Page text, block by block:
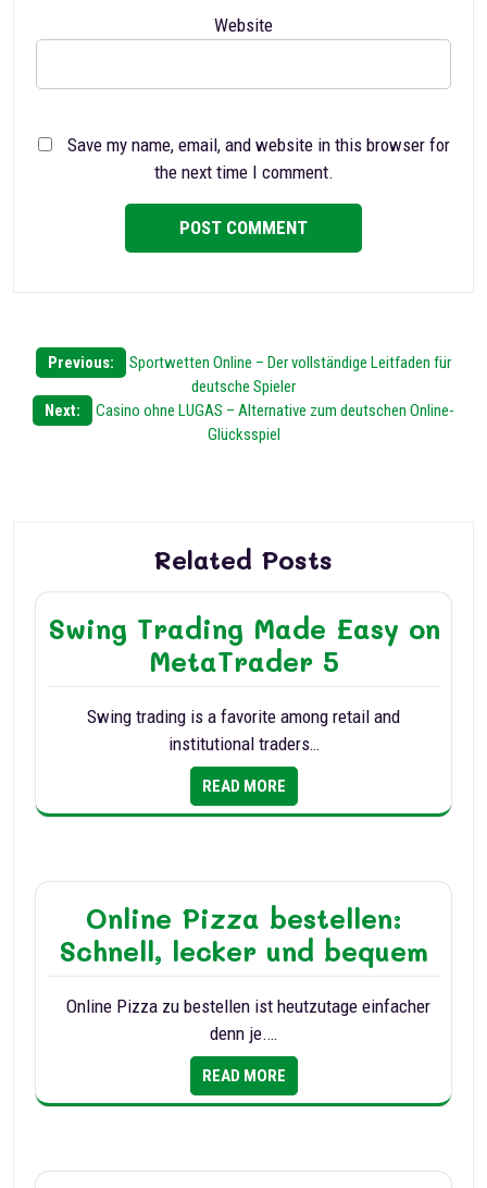
Website
Save my name, email, and website in this browser for
the next time I comment.
Post
navigation
Previous:
Sportwetten Online – Der vollständige Leitfaden für
deutsche Spieler
Next:
Casino ohne LUGAS – Alternative zum deutschen Online-
Glücksspiel
Related Posts
Swing Trading Made Easy on
MetaTrader 5
Swing trading is a favorite among retail and
institutional traders…
READ MORE
Online Pizza bestellen:
Schnell, lecker und bequem
Online Pizza zu bestellen ist heutzutage einfacher
denn je.…
READ MORE